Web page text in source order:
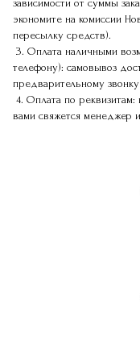
зависимости от суммы
экономите на комиссии
пересылку средств).
3. Оплата наличными
телефону): самовывоз
предварительному звонку
4. Оплата по реквизитам:
вами свяжется менеджер